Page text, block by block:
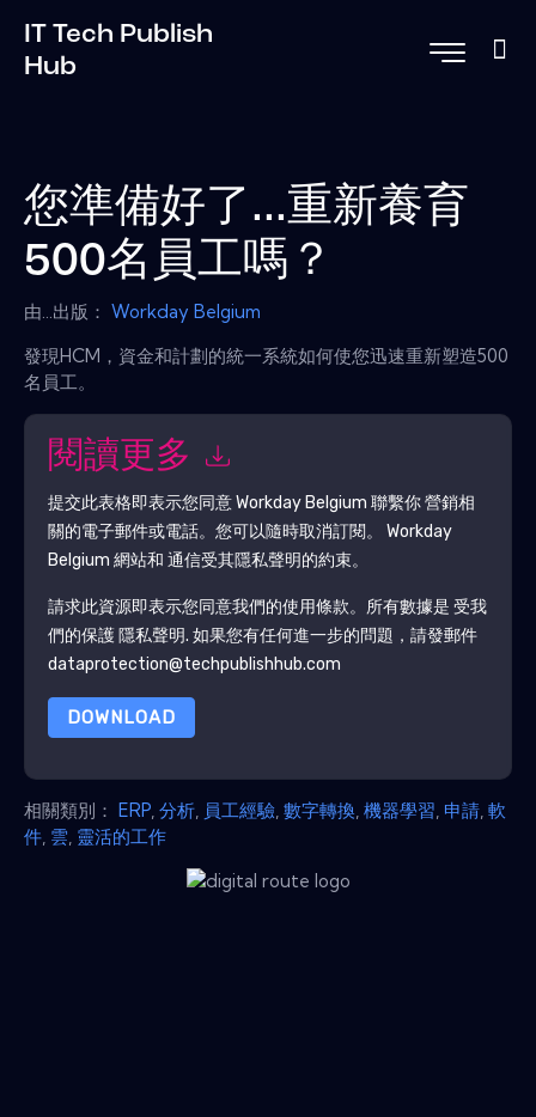
IT Tech Publish
Hub
您準備好了...重新養育
500名員工嗎？
由...出版： Workday Belgium
發現HCM，資金和計劃的統一系統如何使您迅速重新塑造500
名員工。
閱讀更多
提交此表格即表示您同意Workday Belgium 聯繫你 營銷相
關的電子郵件或電話。您可以隨時取消訂閱。 Workday
Belgium 網站和 通信受其隱私聲明的約束。
請求此資源即表示您同意我們的使用條款。所有數據是 受我
們的保護 隱私聲明. 如果您有任何進一步的問題，請發郵件
dataprotection@techpublishhub.com
DOWNLOAD
相關類別： ERP 分析 員工經驗 數字轉換 機器學習 申請 軟
件 雲 靈活的工作